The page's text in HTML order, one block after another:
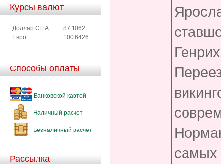
Курсы валют
Доллар США........ 87.1062
Евро...................
100.6426
Способы оплаты
Банковской картой
Наличный расчет
Безналичный расчет
Рассылка
самых